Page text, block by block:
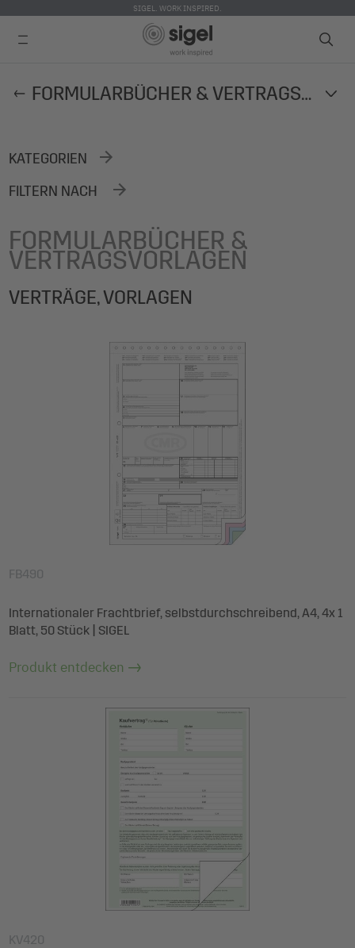
zum
SIGEL. WORK INSPIRED.
FORMULARBÜCHER & VERTRAGSVORLAGEN
KATEGORIEN
FILTERN NACH
FORMULARBÜCHER &
VERTRAGSVORLAGEN
VERTRÄGE, VORLAGEN
FB490
Internationaler Frachtbrief, selbstdurchschreibend, A4, 4x 1
Blatt, 50 Stück | SIGEL
Produkt entdecken
KV420